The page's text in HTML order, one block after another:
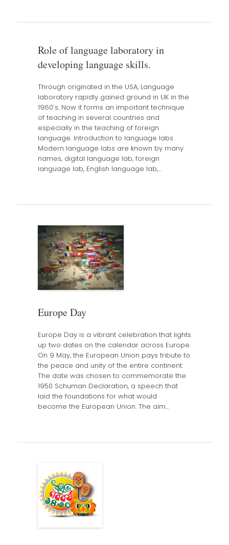
Role of language laboratory in
developing language skills.
Through originated in the USA, Language
laboratory rapidly gained ground in UK in the
1960’s. Now it forms an important technique
of teaching in several countries and
especially in the teaching of foreign
language. Introduction to language labs
Modern language labs are known by many
names, digital language lab, foreign
language lab, English language lab,…
Europe Day
Europe Day is a vibrant celebration that lights
up two dates on the calendar across Europe.
On 9 May, the European Union pays tribute to
the peace and unity of the entire continent.
The date was chosen to commemorate the
1950 Schuman Declaration, a speech that
laid the foundations for what would
become the European Union. The aim…